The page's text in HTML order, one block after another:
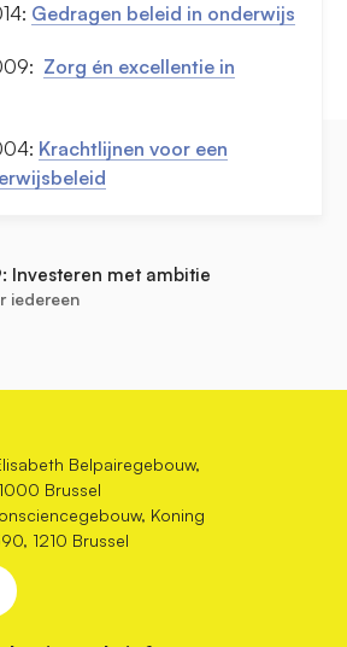
Gedragen beleid in onderwijs
Zorg én excellentie in
Krachtlijnen voor een
Investeren met ambitie
iedereen
Belpairegebouw,
Brussel
Koning
1210 Brussel